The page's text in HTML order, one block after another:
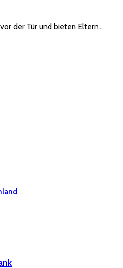
der Tür und bieten Eltern…